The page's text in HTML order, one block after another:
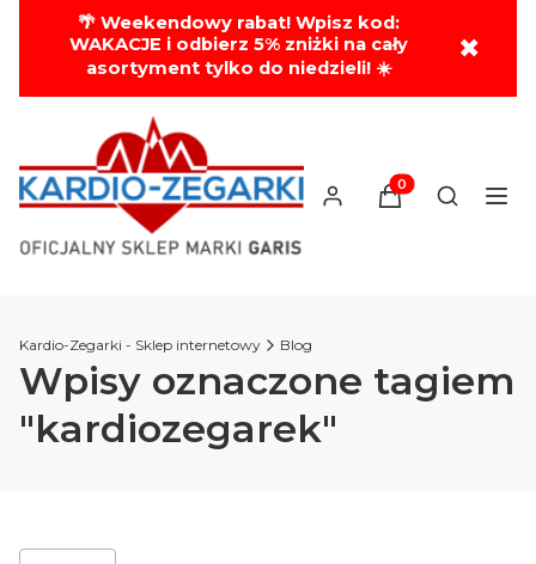
🌴 Weekendowy rabat! Wpisz kod:
WAKACJE i odbierz 5% zniżki na cały
asortyment tylko do niedzieli! ☀️
✖
Produkty w
Otwórz
Kardio-Zegarki - Sklep internetowy Blog
Wpisy oznaczone tagiem
"kardiozegarek"